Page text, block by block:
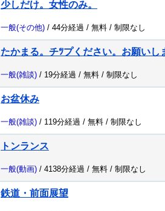
少しだけ。女性のみ。
一般(その他) / 44分経過 / 無料 / 制限なし
たかまる。チﾂプください。お願いし
一般(雑談) / 19分経過 / 無料 / 制限なし
お盆休み
一般(雑談) / 119分経過 / 無料 / 制限なし
トンランス
一般(動画) / 4138分経過 / 無料 / 制限なし
鉄道・前面展望